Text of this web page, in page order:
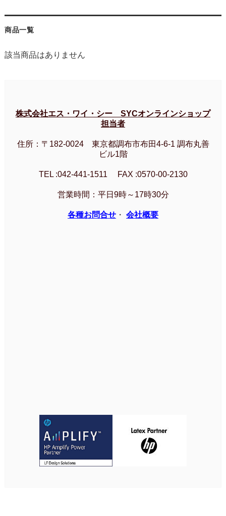
商品一覧
該当商品はありません
株式会社エス・ワイ・シー SYCオンラインショップ
担当者
住所：〒182-0024 東京都調布市布田4-6-1 調布丸善
ビル1階
TEL :042-441-1511 FAX :0570-00-2130
営業時間：平日9時～17時30分
各種お問合せ ・ 会社概要